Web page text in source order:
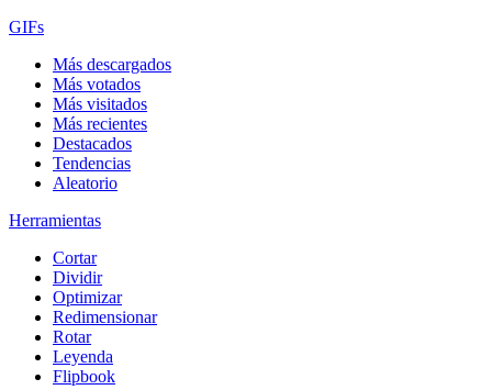
GIFs
Más descargados
Más votados
Más visitados
Más recientes
Destacados
Tendencias
Aleatorio
Herramientas
Cortar
Dividir
Optimizar
Redimensionar
Rotar
Leyenda
Flipbook